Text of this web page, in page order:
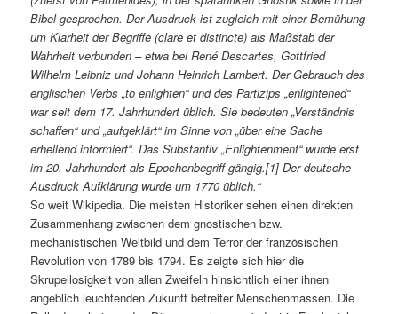
Bibel gesprochen. Der Ausdruck ist zugleich mit einer Bemühung
um Klarheit der Begriffe (clare et distincte) als Maßstab der
Wahrheit verbunden – etwa bei René Descartes, Gottfried
Wilhelm Leibniz und Johann Heinrich Lambert. Der Gebrauch des
englischen Verbs „to enlighten“ und des Partizips „enlightened“
war seit dem 17. Jahrhundert üblich. Sie bedeuten „Verständnis
schaffen“ und „aufgeklärt“ im Sinne von „über eine Sache
erhellend informiert“. Das Substantiv „Enlightenment“ wurde erst
im 20. Jahrhundert als Epochenbegriff gängig.[1] Der deutsche
Ausdruck Aufklärung wurde um 1770 üblich.“
So weit Wikipedia. Die meisten Historiker sehen einen direkten
Zusammenhang zwischen dem gnostischen bzw.
mechanistischen Weltbild und dem Terror der französischen
Revolution von 1789 bis 1794. Es zeigte sich hier die
Skrupellosigkeit von allen Zweifeln hinsichtlich einer ihnen
angeblich leuchtenden Zukunft befreiter Menschenmassen. Die